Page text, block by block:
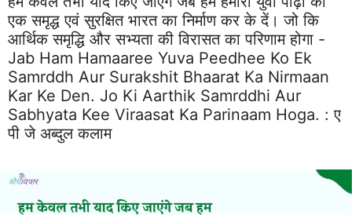
एक समृद्ध एवं सुरक्षित भारत का निर्माण कर के दें। जो कि
आर्थिक समृद्धि और सभ्यता की विरासत का परिणाम होगा -
Jab Ham Hamaaree Yuva Peedhee Ko Ek
Samrddh Aur Surakshit Bhaarat Ka Nirmaan
Kar Ke Den. Jo Ki Aarthik Samrddhi Aur
Sabhyata Kee Viraasat Ka Parinaam Hoga. :ए
पी जे अब्दुल कलाम